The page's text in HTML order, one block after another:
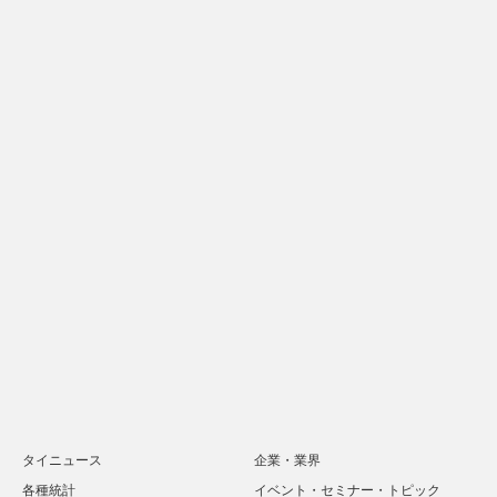
タイニュース
企業・業界
各種統計
イベント・セミナー・トピック